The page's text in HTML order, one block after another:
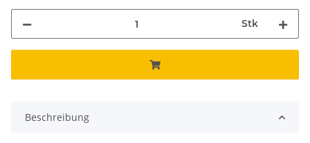
Stk
Beschreibung